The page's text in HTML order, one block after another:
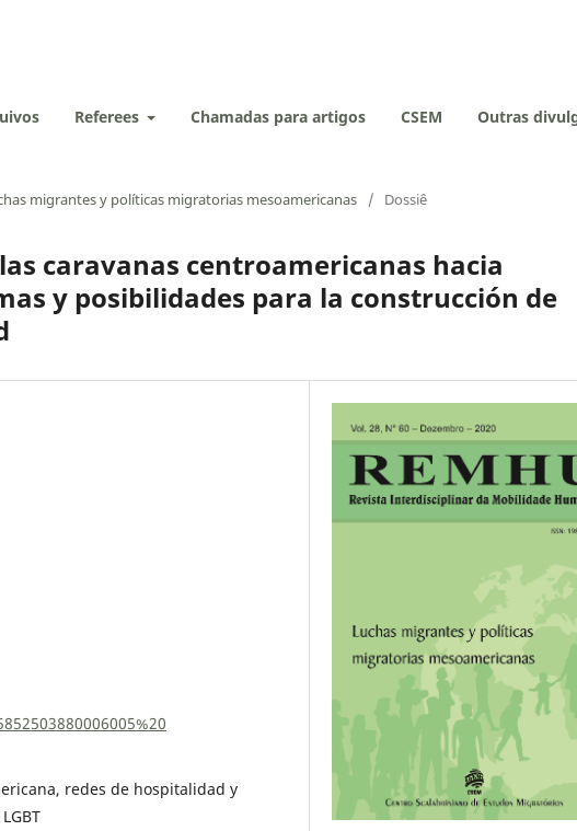
Referees Chamadas para artigos CSEM Outras
migrantes y políticas migratorias mesoamericanas / Dossiê
caravanas centroamericanas hacia
y posibilidades para la construcción de
redes de hospitalidad y